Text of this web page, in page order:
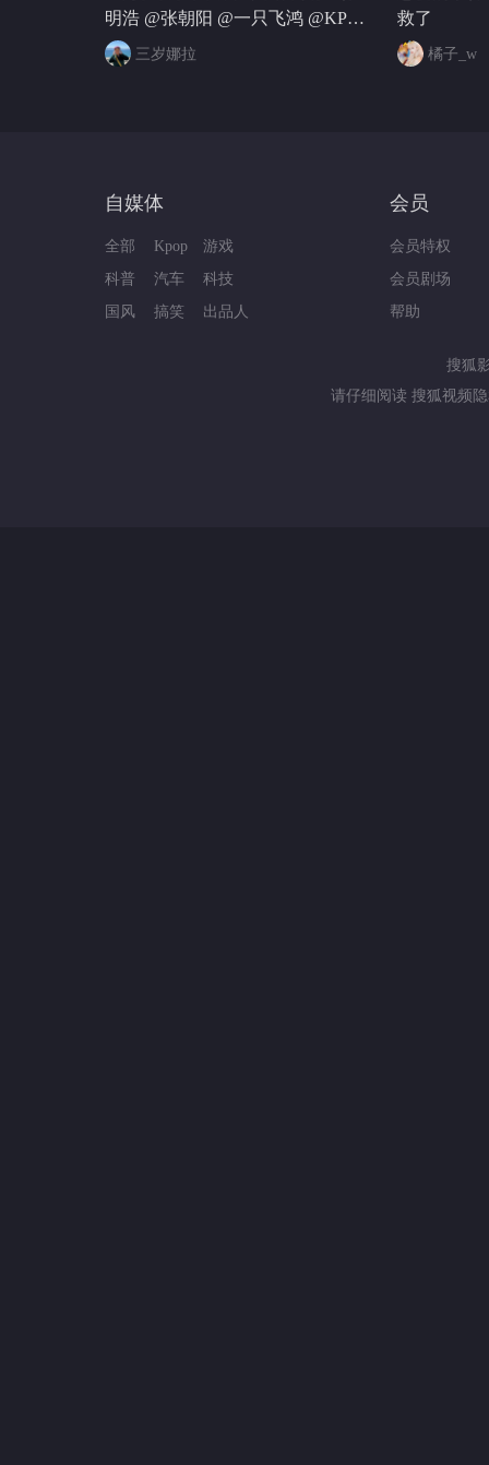
明浩 @张朝阳 @一只飞鸿 @KPOP
狐 @阿畅酷酷的
三岁娜拉
救了
橘子_w
自媒体
全部
科普
国风
Kpop
汽车
搞笑
游戏
科技
出品人
会员
会员特权
会员剧场
帮助
搜狐
请仔细阅读 搜狐视频